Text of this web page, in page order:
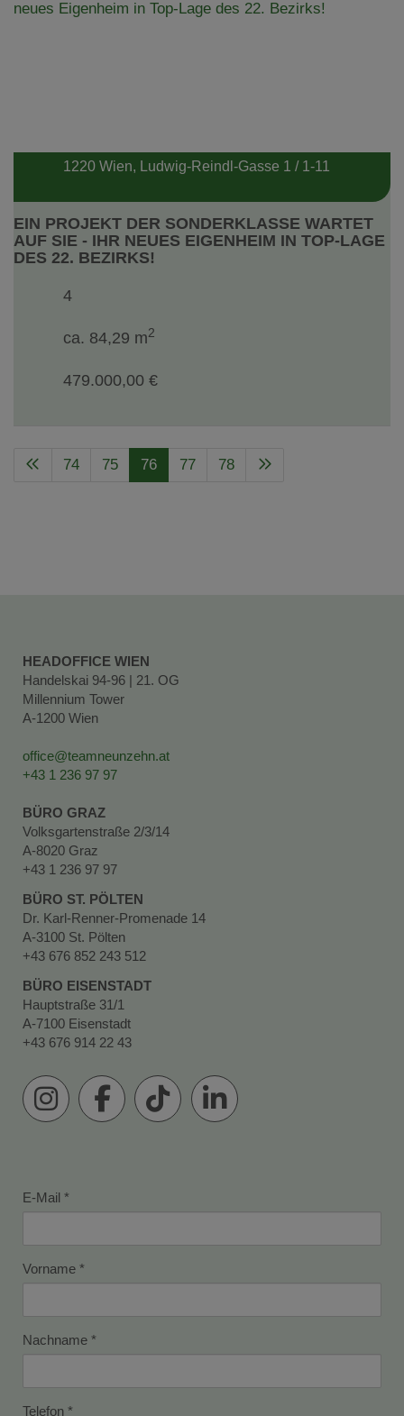
EIN PROJEKT DER SONDERKLASSE WARTET
AUF SIE - IHR NEUES EIGENHEIM IN TOP-LAGE
DES 22. BEZIRKS!
1220 Wien, Ludwig-Reindl-Gasse 1 / 1-11
4
ca. 84,29 m2
479.000,00 €
74 75 76 77 78
HEADOFFICE WIEN
Handelskai 94-96 | 21. OG
Millennium Tower
A-1200 Wien
office@teamneunzehn.at
+43 1 236 97 97
BÜRO GRAZ
Volksgartenstraße 2/3/14
A-8020 Graz
+43 1 236 97 97
BÜRO ST. PÖLTEN
Dr. Karl-Renner-Promenade 14
A-3100 St. Pölten
+43 676 852 243 512
BÜRO EISENSTADT
Hauptstraße 31/1
A-7100 Eisenstadt
+43 676 914 22 43
E-Mail
Vorname
Nachname
Telefon